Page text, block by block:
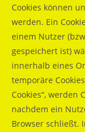
Cookies können
werden. Ein
einem Nutzer
gespeichert ist)
innerhalb eines
temporäre
Cookies“, werden
nachdem ein
Browser schließt.